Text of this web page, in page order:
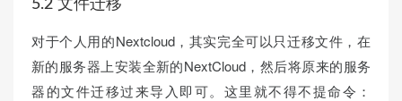
5.2 文件迁移
对于个人用的Nextcloud，其实完全可以只迁移文件，在
新的服务器上安装全新的NextCloud，然后将原来的服务
器的文件迁移过来导入即可。这里就不得不提命令：